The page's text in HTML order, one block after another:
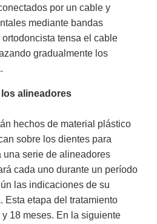
por un cable y
mediante bandas
tensa el cable
gradualmente los
alineadores
hechos de material plástico
sobre los dientes para
serie de alineadores
cada uno durante un período
las indicaciones de su
Esta etapa del tratamiento
18 meses. En la siguiente